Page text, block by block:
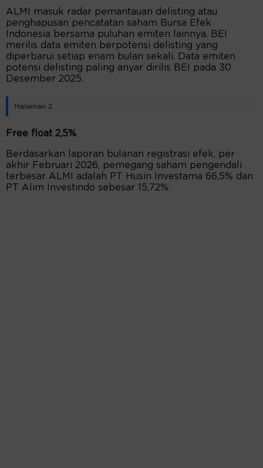
ALMI masuk radar pemantauan delisting atau
penghapusan pencatatan saham Bursa Efek
Indonesia bersama puluhan emiten lainnya. BEI
merilis data emiten berpotensi delisting yang
diperbarui setiap enam bulan sekali. Data emiten
potensi delisting paling anyar dirilis BEI pada 30
Desember 2025.
Halaman 2
Free float 2,5%
Berdasarkan laporan bulanan registrasi efek, per
akhir Februari 2026, pemegang saham pengendali
terbesar ALMI adalah PT Husin Investama 66,5% dan
PT Alim Investindo sebesar 15,72%.